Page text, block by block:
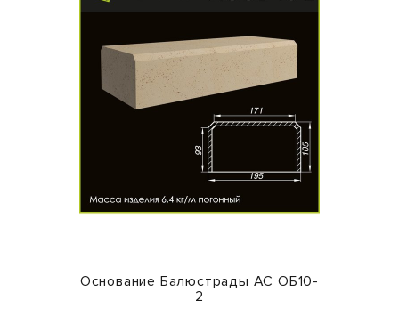
Основание Балюстрады АС ОБ10-
2